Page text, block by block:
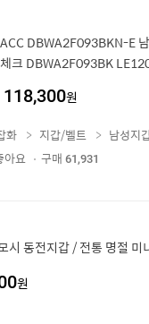
DBWA2F093BKN-E
크 DBWA2F093BK
118,300원
화 지갑/벨트
남성지
아요
구매 61,931
시 동전지갑 / 전통 명절 미
원